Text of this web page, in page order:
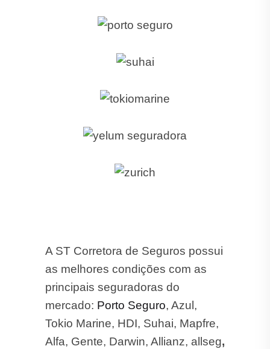
A ST Corretora de Seguros possui
as melhores condições com as
principais seguradoras do
mercado: Porto Seguro, Azul,
Tokio Marine, HDI, Suhai, Mapfre,
Alfa, Gente, Darwin, Allianz, allseg,